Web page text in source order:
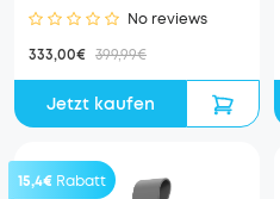
No reviews
333,00€ 399,99€
Jetzt kaufen
15,4€ Rabatt